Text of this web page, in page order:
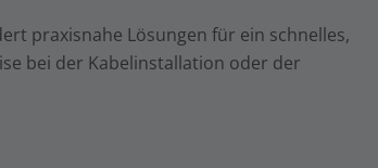
praxisnahe Lösungen für ein schnelles,
bei der Kabelinstallation oder der